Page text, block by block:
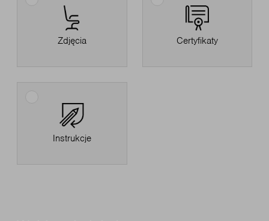
Zdjęcia Certyfikaty
Instrukcje